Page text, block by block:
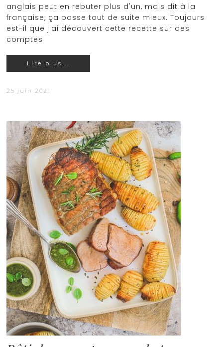
anglais peut en rebuter plus d'un, mais dit à la
française, ça passe tout de suite mieux. Toujours
est-il que j'ai découvert cette recette sur des
comptes
Lire plus...
25 juin 2021